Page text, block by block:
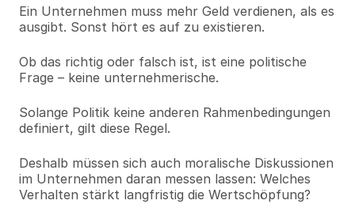
Ein Unternehmen muss mehr Geld verdienen, als es
ausgibt. Sonst hört es auf zu existieren.
Ob das richtig oder falsch ist, ist eine politische
Frage – keine unternehmerische.
Solange Politik keine anderen Rahmenbedingungen
definiert, gilt diese Regel.
Deshalb müssen sich auch moralische Diskussionen
im Unternehmen daran messen lassen: Welches
Verhalten stärkt langfristig die Wertschöpfung?